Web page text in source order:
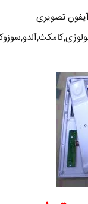
تصویری